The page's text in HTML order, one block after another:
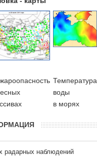
Температура
воды
в морях
радарных наблюдений